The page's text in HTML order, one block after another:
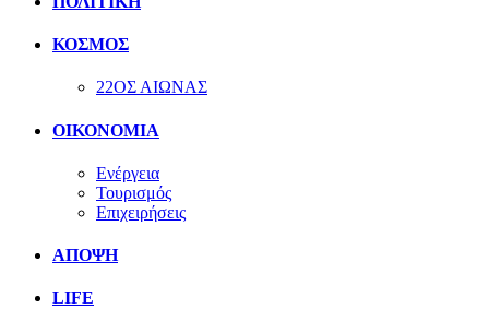
ΚΟΣΜΟΣ
22ΟΣ ΑΙΩΝΑΣ
ΟΙΚΟΝΟΜΙΑ
Ενέργεια
Τουρισμός
Επιχειρήσεις
ΑΠΟΨΗ
LIFE